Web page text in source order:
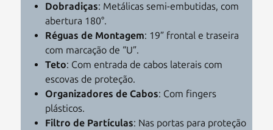
Dobradiças: Metálicas semi-embutidas, com
abertura 180°.
Réguas de Montagem: 19” frontal e traseira
com marcação de “U”.
Teto: Com entrada de cabos laterais com
escovas de proteção.
Organizadores de Cabos: Com fingers
plásticos.
Filtro de Partículas: Nas portas para proteção